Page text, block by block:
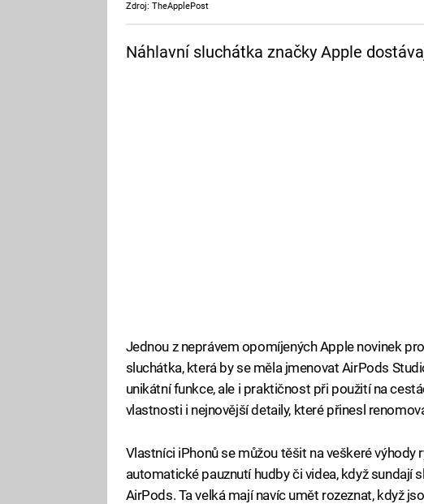
Zdroj: TheApplePost
Náhlavní sluchátka značky Apple
Jednou z neprávem opomíjených Apple novinek
sluchátka, která by se měla jmenovat AirPods
unikátní funkce, ale i praktičnost při použití na
vlastnosti i nejnovější detaily, které přinesl
Vlastníci iPhonů se můžou těšit na veškeré výhody
automatické pauznutí hudby či videa, když sundají
AirPods. Ta velká mají navíc umět rozeznat, když